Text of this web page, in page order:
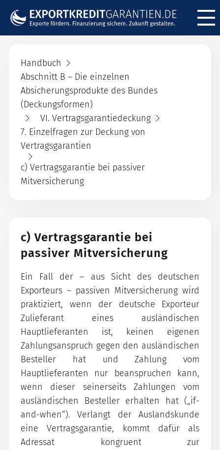
Handbuch
Abschnitt B – Die einzelnen
Absicherungsprodukte des Bundes
(Deckungsformen)
VI. Vertragsgarantiedeckung
7. Einzelfragen zur Deckung von
Vertragsgarantien
c) Vertragsgarantie bei passiver
Mitversicherung
c) Vertragsgarantie bei
passiver Mitversicherung
Ein Fall der – aus Sicht des deutschen
Exporteurs – passiven Mitversicherung wird
praktiziert, wenn der deutsche Exporteur
Zulieferant eines ausländischen
Hauptlieferanten ist, keinen eigenen
Zahlungsanspruch gegen den ausländischen
Besteller hat und Zahlung vom
Hauptlieferanten nur beanspruchen kann,
wenn dieser seinerseits Zahlungen vom
ausländischen Besteller erhalten hat („if-
and-when“). Verlangt der Auslandskunde
eine Vertragsgarantie, kommt dafür als
Adressat kongruent zur